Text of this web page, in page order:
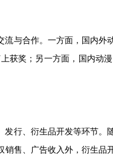
与合作。一方面，国内外
获奖；另一方面，国内动
行、衍生品开发等环节。
售、广告收入外，衍生品